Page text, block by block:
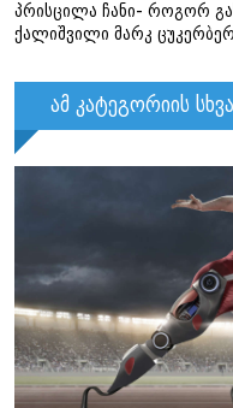
პრისცილა ჩანი- როგორ
ქალიშვილი მარკ
ამ კატეგორიის